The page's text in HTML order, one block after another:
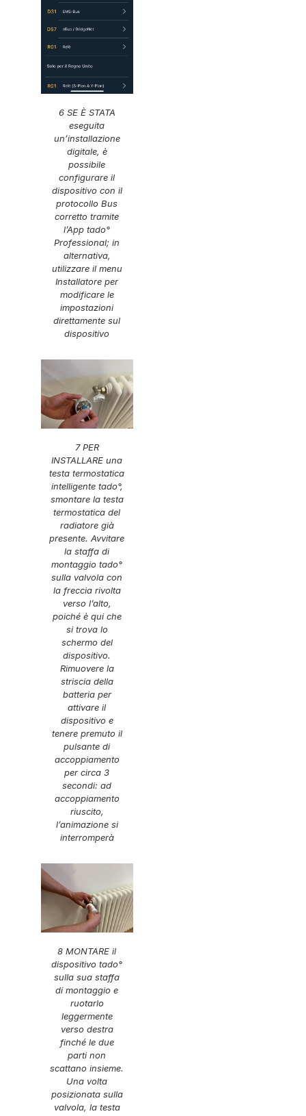
6 SE È STATA
eseguita
un’installazione
digitale, è
possibile
configurare il
dispositivo con il
protocollo Bus
corretto tramite
l’App tado°
Professional; in
alternativa,
utilizzare il menu
Installatore per
modificare le
impostazioni
direttamente sul
dispositivo
7 PER
INSTALLARE una
testa termostatica
intelligente tado°,
smontare la testa
termostatica del
radiatore già
presente. Avvitare
la staffa di
montaggio tado°
sulla valvola con
la freccia rivolta
verso l’alto,
poiché è qui che
si trova lo
schermo del
dispositivo.
Rimuovere la
striscia della
batteria per
attivare il
dispositivo e
tenere premuto il
pulsante di
accoppiamento
per circa 3
secondi: ad
accoppiamento
riuscito,
l’animazione si
interromperà
8 MONTARE il
dispositivo tado°
sulla sua staffa
di montaggio e
ruotarlo
leggermente
verso destra
finché le due
parti non
scattano insieme.
Una volta
posizionata sulla
valvola, la testa